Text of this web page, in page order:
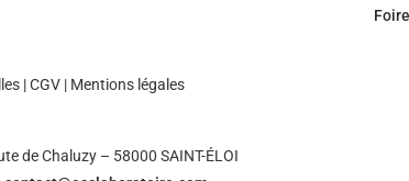
|CGV| Mentions légales
de Chaluzy – 58000 SAINT-ÉLOI